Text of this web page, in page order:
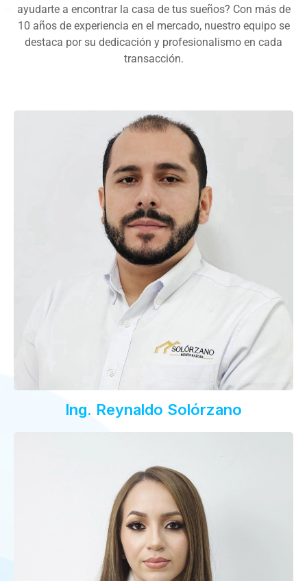
ayudarte a encontrar la casa de tus sueños? Con más de
10 años de experiencia en el mercado, nuestro equipo se
destaca por su dedicación y profesionalismo en cada
transacción.
Ing. Reynaldo Solórzano